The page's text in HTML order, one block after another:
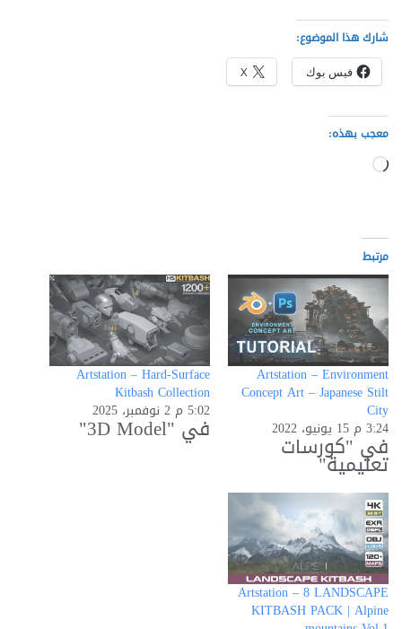
شارك هذا الموضوع:
فيس بوك X
معجب بهذه:
جاري
مرتبط
Artstation – Environment
Concept Art – Japanese Stilt
City
3:24 م 15 يونيو، 2022
في "كورسات
تعليمية"
Artstation – Hard-Surface
Kitbash Collection
5:02 م 2 نوفمبر، 2025
في "3D Model"
Artstation – 8 LANDSCAPE
KITBASH PACK | Alpine